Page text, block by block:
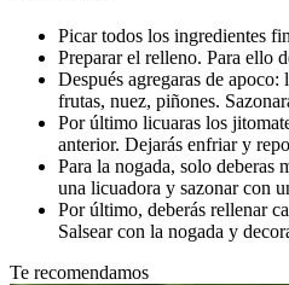
Picar todos los ingredientes
Preparar el relleno. Para ello
Después agregaras de apoco:
frutas, nuez, piñones.
Por último licuaras los
anterior. Dejarás enfriar y
Para la nogada, solo deberas
una licuadora y sazonar con
Por último, deberás rellenar
Salsear con la nogada y
Te recomendamos